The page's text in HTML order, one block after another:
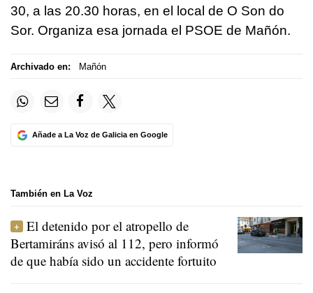
30, a las 20.30 horas, en el local de O Son do
Sor. Organiza esa jornada el PSOE de Mañón.
Archivado en: Mañón
Añade a La Voz de Galicia en Google
También en La Voz
El detenido por el atropello de
Bertamiráns avisó al 112, pero informó
de que había sido un accidente fortuito